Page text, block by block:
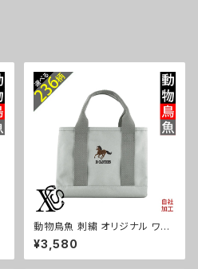
動物鳥魚 刺繍 オリジナル ワン
ポイント 仕分け上手 ミニトート
バッグ レディース 仕切り 便利
トートバック メンズ グレー ロゴ
¥3,580